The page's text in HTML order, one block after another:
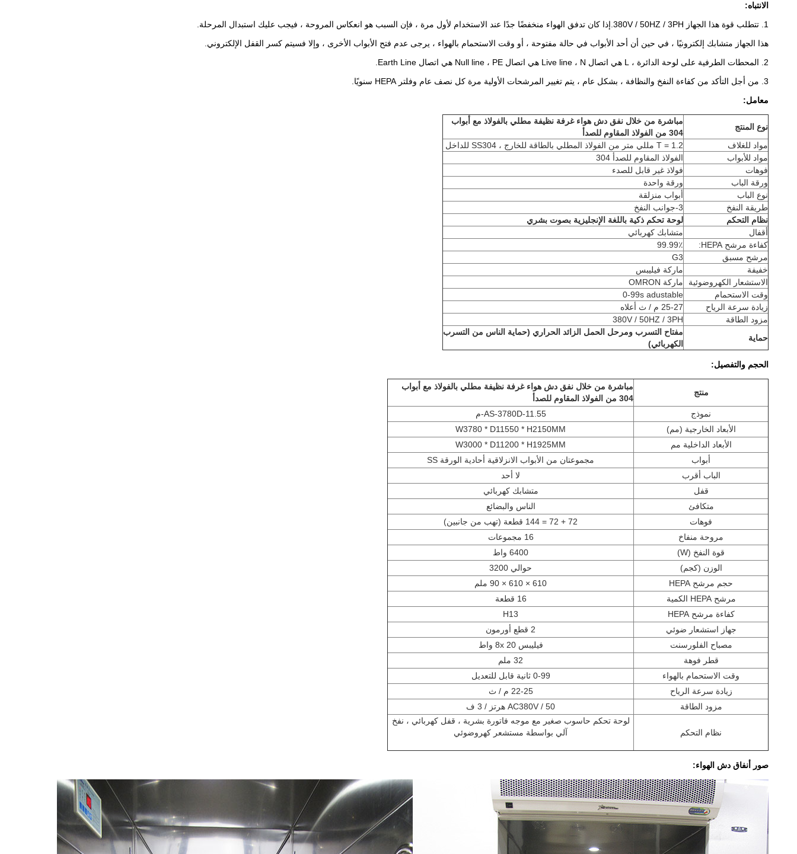
الانتباه:
1. تتطلب قوة هذا الجهاز 380V / 50HZ / 3PH.إذا كان تدفق الهواء منخفضًا جدًا عند الاستخدام لأول مرة ، فإن السبب هو انعكاس المروحة ، فيجب عليك استبدال المرحلة.
هذا الجهاز متشابك إلكترونيًا ، في حين أن أحد الأبواب في حالة مفتوحة ، أو وقت الاستحمام بالهواء ، يرجى عدم فتح الأبواب الأخرى ، وإلا فسيتم كسر القفل الإلكتروني.
2. المحطات الطرفية على لوحة الدائرة ، L هي اتصال Live line ، N هي اتصال Null line ، PE هي اتصال Earth Line.
3. من أجل التأكد من كفاءة النفخ والنظافة ، بشكل عام ، يتم تغيير المرشحات الأولية مرة كل نصف عام وفلتر HEPA سنويًا.
معامل:
نوع المنتج
مباشرة من خلال نفق دش هواء غرفة نظيفة مطلي بالفولاذ مع أبواب
304 من الفولاذ المقاوم للصدأ
مواد للغلاف
T = 1.2 مللي متر من الفولاذ المطلي بالطاقة للخارج ، SS304 للداخل
مواد للأبواب
الفولاذ المقاوم للصدأ 304
فوهات
فولاذ غير قابل للصدء
ورقة الباب
ورقة واحدة
نوع الباب
أبواب منزلقة
طريقة النفخ
3-جوانب النفخ
نظام التحكم
لوحة تحكم ذكية باللغة الإنجليزية بصوت بشري
أقفال
متشابك كهربائي
كفاءة مرشح HEPA:
99.99٪
مرشح مسبق
G3
خفيفة
ماركة فيليبس
الاستشعار الكهروضوئية
ماركة OMRON
وقت الاستحمام
0-99s adustable
زيادة سرعة الرياح
25-27 م / ث أعلاه
مزود الطاقة
380V / 50HZ / 3PH
حماية
مفتاح التسرب ومرحل الحمل الزائد الحراري (حماية الناس من التسرب
الكهربائي)
الحجم والتفصيل:
منتج
مباشرة من خلال نفق دش هواء غرفة نظيفة مطلي بالفولاذ مع أبواب
304 من الفولاذ المقاوم للصدأ
نموذج
AS-3780D-11.55-م
الأبعاد الخارجية (مم)
W3780 * D11550 * H2150MM
الأبعاد الداخلية مم
W3000 * D11200 * H1925MM
أبواب
مجموعتان من الأبواب الانزلاقية أحادية الورقة SS
الباب أقرب
لا أحد
قفل
متشابك كهربائي
متكافئ
الناس والبضائع
فوهات
72 + 72 = 144 قطعة (تهب من جانبين)
مروحة منفاخ
16 مجموعات
قوة النفخ (W)
6400 واط
الوزن (كجم)
حوالي 3200
حجم مرشح HEPA
610 × 610 × 90 ملم
مرشح HEPA الكمية
16 قطعة
كفاءة مرشح HEPA
H13
جهاز استشعار ضوئي
2 قطع أورمون
مصباح الفلورسنت
فيليبس 8x 20 واط
قطر فوهة
32 ملم
وقت الاستحمام بالهواء
0-99 ثانية قابل للتعديل
زيادة سرعة الرياح
22-25 م / ث
مزود الطاقة
AC380V / 50 هرتز / 3 ف
نظام التحكم
لوحة تحكم حاسوب صغير مع موجه فاتورة بشرية ، قفل كهربائي ، نفخ
آلي بواسطة مستشعر كهروضوئي
صور أنفاق دش الهواء: